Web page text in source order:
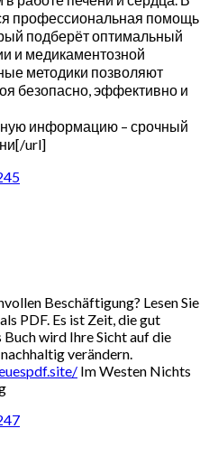
профессиональная помощь
подберёт оптимальный
и медикаментозной
методики позволяют
безопасно, эффективно и
информацию – срочный
url]
Beschäftigung? Lesen Sie
PDF. Es ist Zeit, die gut
wird Ihre Sicht auf die
verändern.
Im Westen Nichts